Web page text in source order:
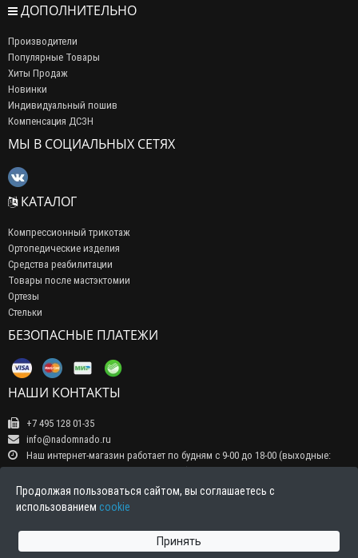
Продолжая пользоваться сайтом, вы соглашаетесь с
использованием cookie
Принять
ДОПОЛНИТЕЛЬНО
Производители
Популярные Товары
Хиты Продаж
Новинки
Индивидуальный пошив
Компенсация ДСЗН
МЫ В СОЦИАЛЬНЫХ СЕТЯХ
КАТАЛОГ
Компрессионный трикотаж
Ортопедические изделия
Средства реабилитации
Товары после мастэктомии
Ортезы
Стельки
БЕЗОПАСНЫЕ ПЛАТЕЖИ
НАШИ КОНТАКТЫ
+7 495 128 01-35
info@nadomnado.ru
Наш интернет-магазин работает по будням с 9-00 до 18-00 (выходные:
суббота, воскресенье, праздничные дни) Прием заказов на сайте -
круглосуточно, обрабатываются заказы в рабочие дни с 9-00 до 18-00
Индекс 111141, г. Москва, ул. 3-й проезд Перова поля д 4а тел.+7 495 128
Интернет магазин Nadomnado.ru © 2026